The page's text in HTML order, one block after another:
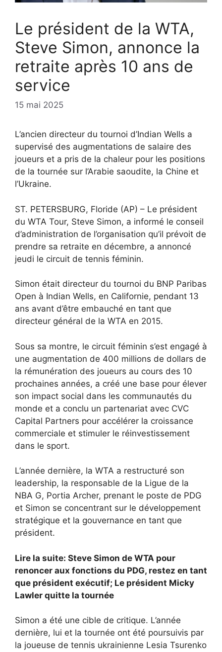
Le président de la WTA,
Steve Simon, annonce la
retraite après 10 ans de
service
15 mai 2025
L’ancien directeur du tournoi d’Indian Wells a
supervisé des augmentations de salaire des
joueurs et a pris de la chaleur pour les positions
de la tournée sur l’Arabie saoudite, la Chine et
l’Ukraine.
ST. PETERSBURG, Floride (AP) – Le président
du WTA Tour, Steve Simon, a informé le conseil
d’administration de l’organisation qu’il prévoit de
prendre sa retraite en décembre, a annoncé
jeudi le circuit de tennis féminin.
Simon était directeur du tournoi du BNP Paribas
Open à Indian Wells, en Californie, pendant 13
ans avant d’être embauché en tant que
directeur général de la WTA en 2015.
Sous sa montre, le circuit féminin s’est engagé à
une augmentation de 400 millions de dollars de
la rémunération des joueurs au cours des 10
prochaines années, a créé une base pour élever
son impact social dans les communautés du
monde et a conclu un partenariat avec CVC
Capital Partners pour accélérer la croissance
commerciale et stimuler le réinvestissement
dans le sport.
L’année dernière, la WTA a restructuré son
leadership, la responsable de la Ligue de la
NBA G, Portia Archer, prenant le poste de PDG
et Simon se concentrant sur le développement
stratégique et la gouvernance en tant que
président.
Lire la suite: Steve Simon de WTA pour
renoncer aux fonctions du PDG, restez en tant
que président exécutif; Le président Micky
Lawler quitte la tournée
Simon a été une cible de critique. L’année
dernière, lui et la tournée ont été poursuivis par
la joueuse de tennis ukrainienne Lesia Tsurenko